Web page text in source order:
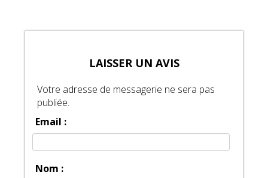
LAISSER UN AVIS
Votre adresse de messagerie ne sera pas
publiée.
Email :
Nom :